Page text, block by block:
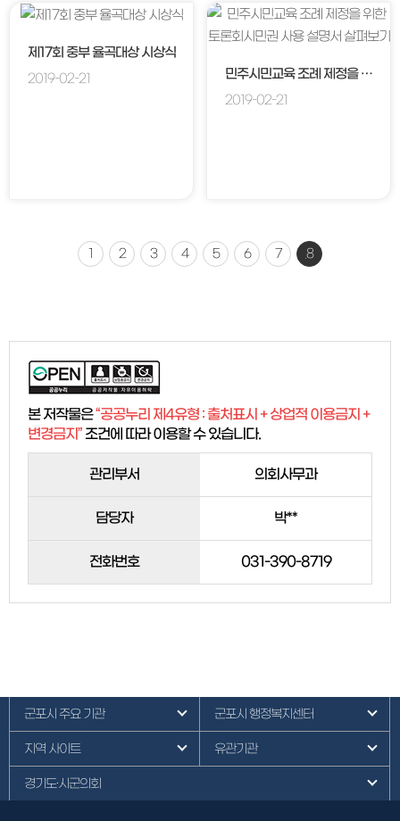
제17회 중부 율곡대상 시상식
2019-02-21 민주시민교육 조례 제정을 위한 토론회시민권 사용 설명서 살펴보기
2019-02-21
2 3 4 5 6 7 8
본 저작물은“공공누리 제4유형 : 출처표시 + 상업적 이용금지 +
변경금지” 조건에 따라 이용할 수 있습니다.
관리부서 의회사무과
담당자 박**
전화번호 031-390-8719
군포시 주요 기관 군포시 행정복지센터
지역 사이트 유관기관
경기도·시군의회